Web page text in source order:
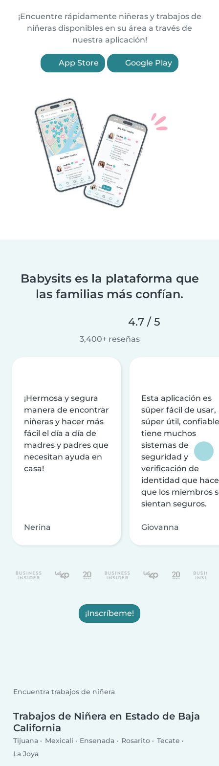
¡Encuentre rápidamente niñeras y trabajos de
niñeras disponibles en su área a través de
nuestra aplicación!
App Store Google Play
Babysits es la plataforma que
las familias más confían.
4.7 / 5
3,400+ reseñas
¡Hermosa y segura
manera de encontrar
niñeras y hacer más
fácil el día a día de
madres y padres que
necesitan ayuda en
casa!
Nerina
Esta aplicación es
súper fácil de usar,
súper útil,
tiene muchos
sistemas de
seguridad y
verificación de
identidad que
que los miembros
sientan seguros.
Giovanna
¡Inscríbeme!
Encuentra trabajos de niñera
Trabajos de Niñera en Estado de Baja
California
Tijuana Mexicali Ensenada Rosarito
Tecate
La Joya